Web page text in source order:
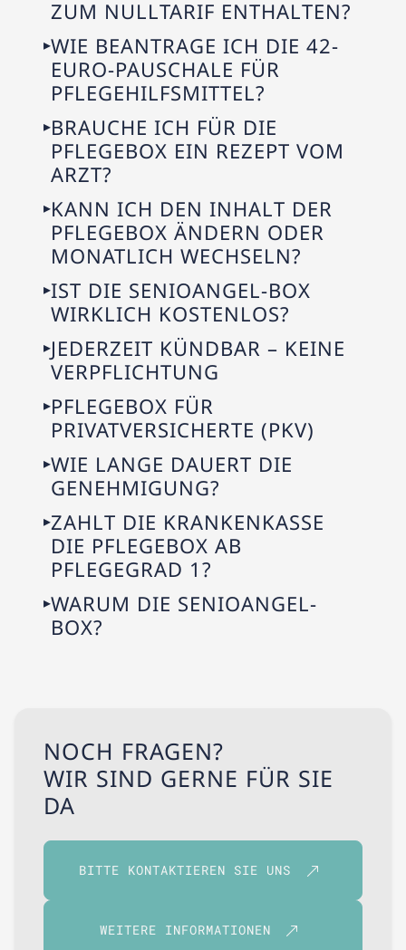
ZUM NULLTARIF ENTHALTEN?
WIE BEANTRAGE ICH DIE 42-
EURO-PAUSCHALE FÜR
PFLEGEHILFSMITTEL?
BRAUCHE ICH FÜR DIE
PFLEGEBOX EIN REZEPT VOM
ARZT?
KANN ICH DEN INHALT DER
PFLEGEBOX ÄNDERN ODER
MONATLICH WECHSELN?
IST DIE SENIOANGEL-BOX
WIRKLICH KOSTENLOS?
JEDERZEIT KÜNDBAR – KEINE
VERPFLICHTUNG
PFLEGEBOX FÜR
PRIVATVERSICHERTE (PKV)
WIE LANGE DAUERT DIE
GENEHMIGUNG?
ZAHLT DIE KRANKENKASSE
DIE PFLEGEBOX AB
PFLEGEGRAD 1?
WARUM DIE SENIOANGEL-
BOX?
NOCH FRAGEN?
WIR SIND GERNE FÜR SIE
DA
BITTE KONTAKTIEREN SIE UNS
WEITERE INFORMATIONEN